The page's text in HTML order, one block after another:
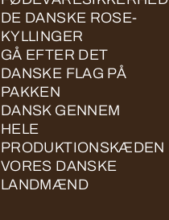
DE DANSKE ROSE-
KYLLINGER
GÅ EFTER DET
DANSKE FLAG PÅ
PAKKEN
DANSK GENNEM
HELE
PRODUKTIONSKÆDEN
VORES DANSKE
LANDMÆND